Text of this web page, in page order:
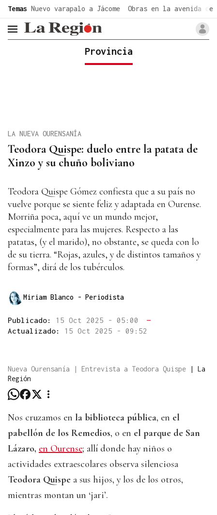
Temas Nuevo varapalo a Jácome Obras en la avenida de
header.menu.open
Provincia
Teodora Quispe: duelo entre la patata de
Xinzo y su chuño boliviano
LA NUEVA OURENSANÍA
Teodora Quispe Gómez confiesta que a su país no
vuelve porque se siente feliz y adaptada en Ourense.
Morriña poca, aquí ve un mundo mejor,
especialmente para las mujeres. Respecto a las
patatas, (y el marido), no obstante, se queda con lo
de su tierra. “Rojas, azules, y de distintos tamaños y
formas”, dirá de los tubérculos.
Miriam Blanco - Periodista
Publicado: 15 Oct 2025 - 05:00
—
Actualizado: 15 Oct 2025 - 09:52
Nueva Ourensanía | Entrevista a Teodora Quispe | La
Región
Nos cruzamos en la biblioteca pública, en el
pabellón de los Remedios, o en el parque de San
Lázaro, en Ourense; allí donde hay niños o
actividades extraescolares observa silenciosa
Teodora Quispe a sus hijos, y los de los otros,
mientras montan un ‘jari’.